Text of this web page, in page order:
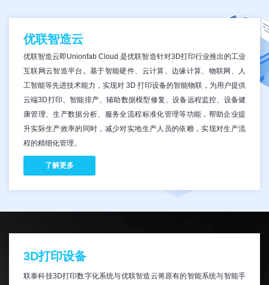
优联智造云
优联智造云即Unionfab Cloud 是优联智造针对3D打印行业推出的工业
互联网云智造平台。基于智能硬件、云计算、边缘计算、物联网、人
工智能等先进技术能力，实现对 3D 打印设备的智能物联，为用户提供
云端3D打印、智能排产、辅助数据模型修复、设备远程监控、设备健
康管理、生产数据分析、服务全流程标准化管理等功能，帮助企业提
升实际生产效率的同时，减少对实地生产人员的依赖，实现对生产流
程的精细化管理。
了解更多
3D打印设备
联泰科技3D打印数字化系统与优联智造云将原有的智能系统与智能手